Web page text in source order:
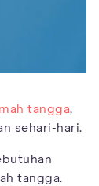
tangga,
sehari-hari.
tangga.